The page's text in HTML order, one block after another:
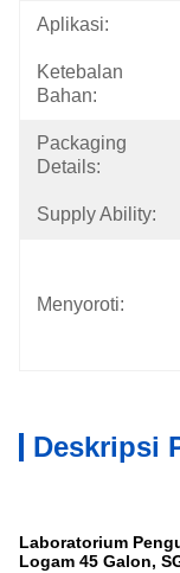
Aplikasi:
Ketebalan
Bahan:
Packaging
Details:
Supply Ability:
Menyoroti:
Deskripsi
Laboratorium
Logam 45 Galon,